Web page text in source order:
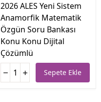
2026 ALES Yeni Sistem
Anamorfik Matematik
Özgün Soru Bankası
Konu Konu Dijital
Çözümlü
Sepete Ekle